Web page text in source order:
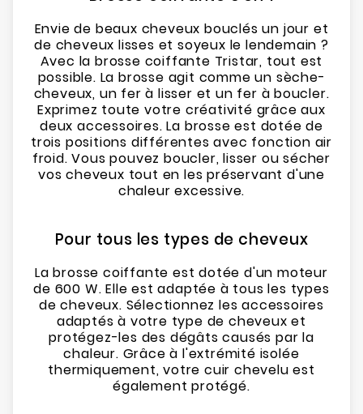
Envie de beaux cheveux bouclés un jour et
de cheveux lisses et soyeux le lendemain ?
Avec la brosse coiffante Tristar, tout est
possible. La brosse agit comme un sèche-
cheveux, un fer à lisser et un fer à boucler.
Exprimez toute votre créativité grâce aux
deux accessoires. La brosse est dotée de
trois positions différentes avec fonction air
froid. Vous pouvez boucler, lisser ou sécher
vos cheveux tout en les préservant d'une
chaleur excessive.
Pour tous les types de cheveux
La brosse coiffante est dotée d'un moteur
de 600 W. Elle est adaptée à tous les types
de cheveux. Sélectionnez les accessoires
adaptés à votre type de cheveux et
protégez-les des dégâts causés par la
chaleur. Grâce à l'extrémité isolée
thermiquement, votre cuir chevelu est
également protégé.